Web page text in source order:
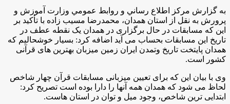
به گزارش مركز اطلاع رساني و روابط عمومي وزارت آموزش و
پرورش به نقل از استان همدان، محمدرضا مسیب زاده با تأکید بر
این که مسابقات در حال برگزاری در همدان یک نقطه عطف در
تاریخ این مسابقات بحساب می آید اضافه کرد: بسیار خوشحالیم که
همدان پایتخت تاریخ وتمدن ایران زمین میزبان بهترین های قرآنی
کشور است.
وی با بیان این که برای تعیین میزبانی مسابقات قرآن چهار شاخص
لحاظ می شود که همدان همه آنها را دارا بوده است تصریح کرد:
ابتدایی ترین شاخص، وجود میل و توان در استان هاست.